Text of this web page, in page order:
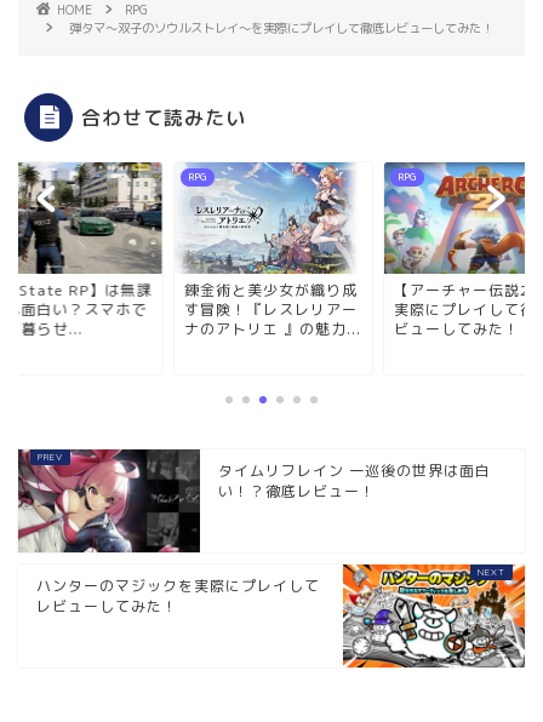
HOME
RPG
弾タマ～双子のソウルストレイ～を実際にプレイして徹底レビューしてみた！
合わせて読みたい
RP】は無課
も面白い？スマホで
に暮らせ...
RPG
錬金術と美少女が織り成
す冒険！『レスレリアー
ナのアトリエ 』の魅力...
RPG
【アーチャー伝説2
実際にプレイして徹
ビューしてみた！
タイムリフレイン 一巡後の世界は面白
い！？徹底レビュー！
ハンターのマジックを実際にプレイして
レビューしてみた！